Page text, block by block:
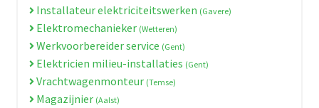
Installateur elektriciteitswerken (Gavere)
Elektromechanieker (Wetteren)
Werkvoorbereider service (Gent)
Elektricien milieu-installaties (Gent)
Vrachtwagenmonteur (Temse)
Magazijnier (Aalst)